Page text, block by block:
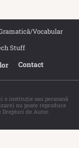
Vocabular
Stuff
Contact
o instituţie sau persoană
nu poate reproduce
de Autor.